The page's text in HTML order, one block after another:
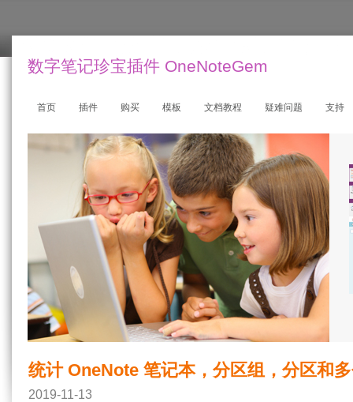
数字笔记珍宝插件 OneNoteGem
首页 插件 购买 模板 文档教程 疑难问题 支持
统计 OneNote 笔记本，分区组，分区和
2019-11-13